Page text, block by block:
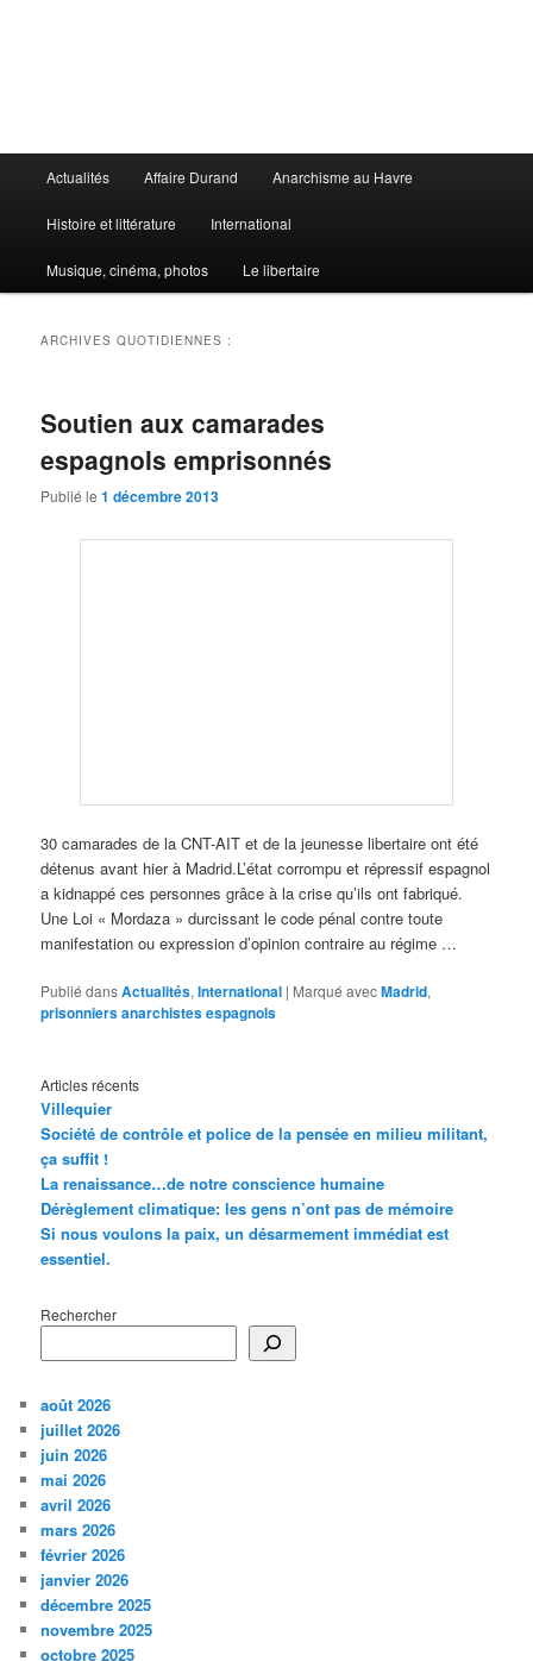
principal
Actualités Affaire Durand Anarchisme au Havre
Histoire et littérature International
Musique, cinéma, photos Le libertaire
ARCHIVES QUOTIDIENNES :
Soutien aux camarades
espagnols emprisonnés
Publié le1 décembre 2013
30 camarades de la CNT-AIT et de la jeunesse libertaire ont été
détenus avant hier à Madrid.L’état corrompu et répressif espagnol
a kidnappé ces personnes grâce à la crise qu’ils ont fabriqué.
Une Loi « Mordaza » durcissant le code pénal contre toute
manifestation ou expression d’opinion contraire au régime …
Publié dansActualités,International | Marqué avecMadrid,
prisonniers anarchistes espagnols
Articles récents
Villequier
Société de contrôle et police de la pensée en milieu militant,
ça suffit !
La renaissance…de notre conscience humaine
Dérèglement climatique: les gens n’ont pas de mémoire
Si nous voulons la paix, un désarmement immédiat est
essentiel.
Rechercher
août 2026
juillet 2026
juin 2026
mai 2026
avril 2026
mars 2026
février 2026
janvier 2026
décembre 2025
novembre 2025
octobre 2025